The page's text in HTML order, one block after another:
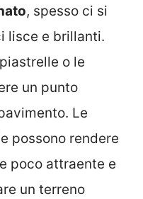
, spesso ci si
lisce e brillanti.
o le
un punto
Le
possono rendere
poco attraente e
un terreno